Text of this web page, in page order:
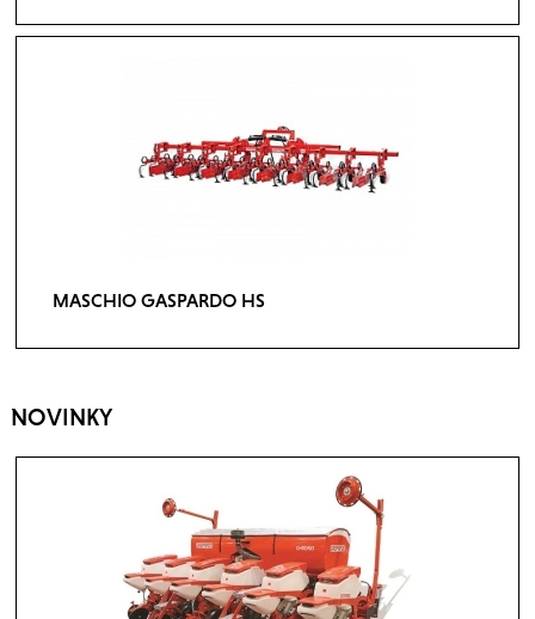
MASCHIO GASPARDO HS
NOVINKY